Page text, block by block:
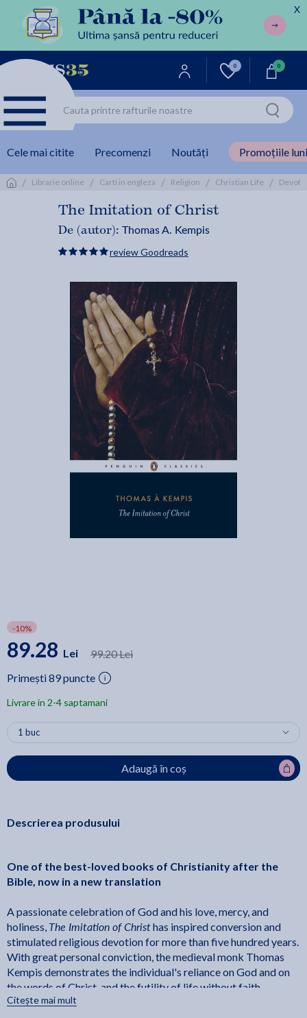
X
0 0
Cele mai citite Precomenzi Noutăți Promoțiile
/ Librarie online / Carti in engleza / Religion / Christian Life /
The Imitation of Christ
De (autor): Thomas A. Kempis
review Goodreads
-10%
89.28 Lei
99.20 Lei
Primești 89 puncte
Livrare in 2-4 saptamani
Adaugă în coș
Descrierea produsului
One of the best-loved books of Christianity after the
Bible, now in a new translation
A passionate celebration of God and his love, mercy, and
holiness, The Imitation of Christhas inspired conversion and
stimulated religious devotion for more than five hundred years.
With great personal conviction, the medieval monk Thomas
Kempis demonstrates the individual's reliance on God and on
the words of Christ, and the futility of life without faith.
Thomas spent some seventy years of his life in the reclusive
Citește mai mult